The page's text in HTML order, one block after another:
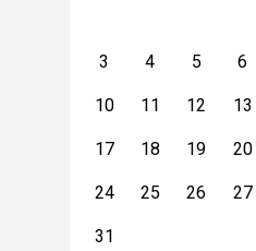
3 4 5 6
10 11 12 13
17 18 19 20
24 25 26 27
31